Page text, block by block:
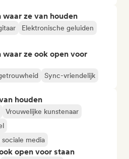
ze van houden
Elektronische geluiden
ze ook open voor
Sync-vriendelijk
houden
Vrouwelijke kunstenaar
media
open voor staan